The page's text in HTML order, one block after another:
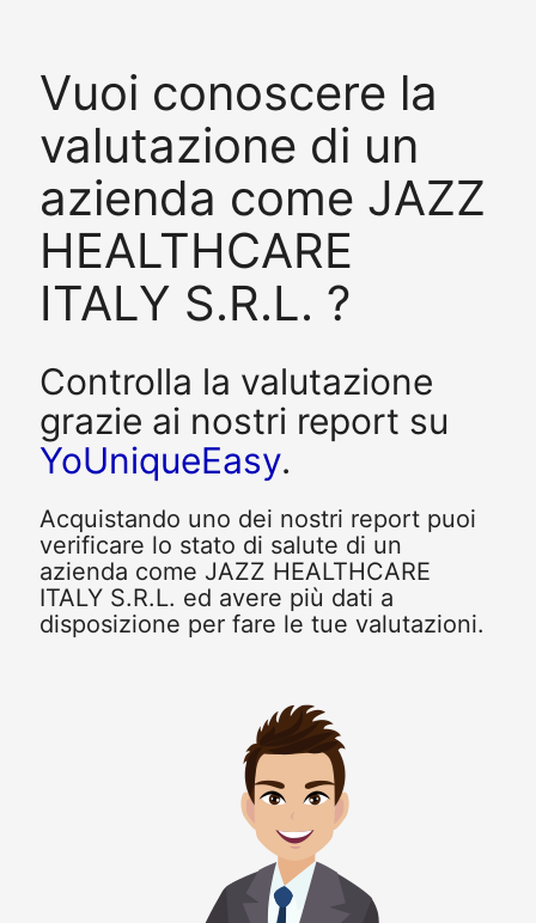
Vuoi conoscere la
valutazione di un
azienda come JAZZ
HEALTHCARE
ITALY S.R.L. ?
Controlla la valutazione
grazie ai nostri report su
YoUniqueEasy.
Acquistando uno dei nostri report puoi
verificare lo stato di salute di un
azienda come JAZZ HEALTHCARE
ITALY S.R.L. ed avere più dati a
disposizione per fare le tue valutazioni.